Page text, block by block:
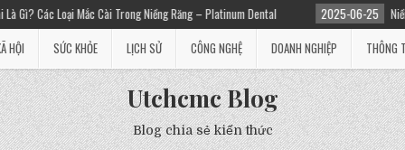
Trong Niềng Răng – Platinum Dental 2025-06-25 Niềng răng giá bao
HỘI SỨC KHỎE LỊCH SỬ CÔNG NGHỆ DOANH NGHIỆP THÔNG
Utchcmc Blog
Blog chia sẻ kiến thức